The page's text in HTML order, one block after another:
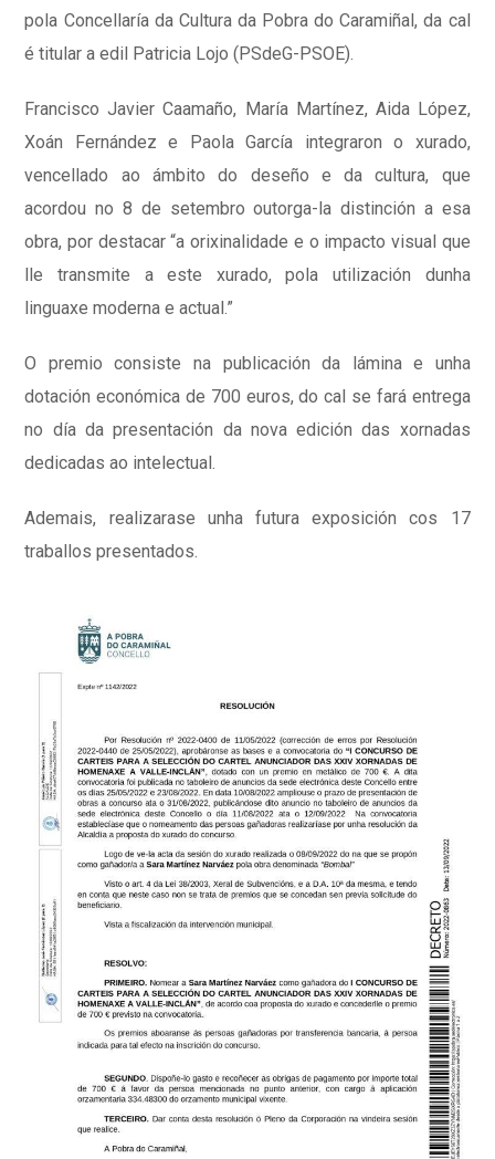
pola Concellaría da Cultura da Pobra do Caramiñal, da cal
é titular a edil Patricia Lojo (PSdeG-PSOE).
Francisco Javier Caamaño, María Martínez, Aida López,
Xoán Fernández e Paola García integraron o xurado,
vencellado ao ámbito do deseño e da cultura, que
acordou no 8 de setembro outorga-la distinción a esa
obra, por destacar “a orixinalidade e o impacto visual que
lle transmite a este xurado, pola utilización dunha
linguaxe moderna e actual.”
O premio consiste na publicación da lámina e unha
dotación económica de 700 euros, do cal se fará entrega
no día da presentación da nova edición das xornadas
dedicadas ao intelectual.
Ademais, realizarase unha futura exposición cos 17
traballos presentados.